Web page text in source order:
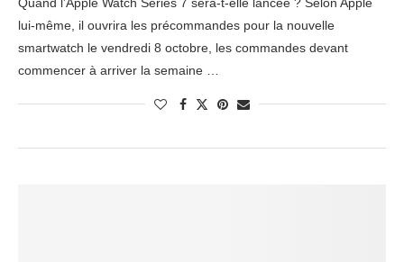
lui-même, il ouvrira les précommandes pour la nouvelle
smartwatch le vendredi 8 octobre, les commandes devant
commencer à arriver la semaine …